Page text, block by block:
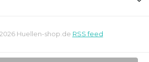
Huellen-shop.de RSS feed